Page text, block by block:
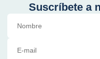
Suscríbete a